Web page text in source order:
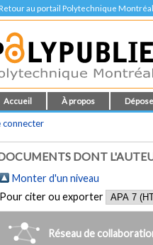
Retour au portail Polytechnique Montréal
Accueil À propos
connecter
DONT
Monter d'un niveau
Pour citer ou exporter
Réseau de